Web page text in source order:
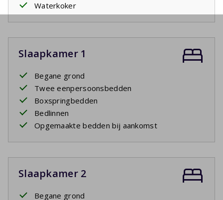
Waterkoker
Slaapkamer 1
Begane grond
Twee eenpersoonsbedden
Boxspringbedden
Bedlinnen
Opgemaakte bedden bij aankomst
Slaapkamer 2
Begane grond